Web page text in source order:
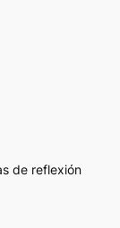
de reflexión